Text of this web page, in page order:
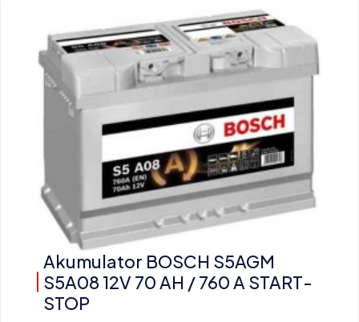
Akumulator BOSCH S5AGM
S5A08 12V 70 AH / 760 A START-
STOP